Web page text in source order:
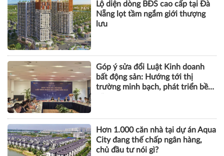
Lộ diện dòng BĐS cao cấp tại Đà
Nẵng lọt tầm ngắm giới thượng
lưu
Góp ý sửa đổi Luật Kinh doanh
bất động sản: Hướng tới thị
trường minh bạch, phát triển bền
Hơn 1.000 căn nhà tại dự án Aqua
City đang thế chấp ngân hàng,
chủ đầu tư nói gì?